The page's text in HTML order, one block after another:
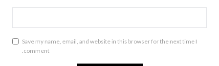
Save my name, email, and website in this browser for the next time I
comment.